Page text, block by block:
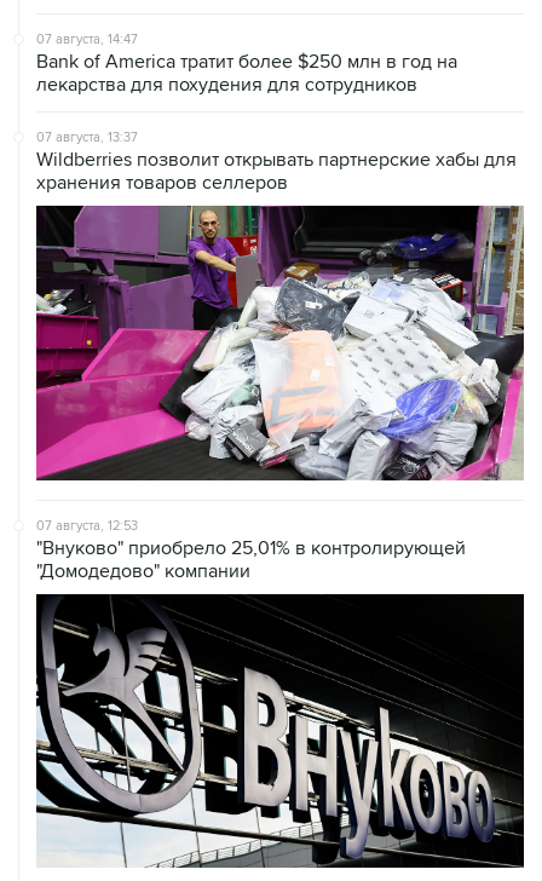
07 августа, 14:47
Bank of America тратит более $250 млн в год на
лекарства для похудения для сотрудников
07 августа, 13:37
Wildberries позволит открывать партнерские хабы для
хранения товаров селлеров
07 августа, 12:53
"Внуково" приобрело 25,01% в контролирующей
"Домодедово" компании